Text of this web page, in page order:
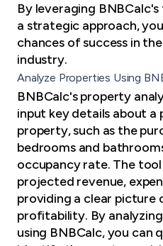
By leveraging
a strategic approach,
chances of success in
industry.
Analyze Properties Using
BNBCalc's property
input key details about
property, such as the
bedrooms and
occupancy rate. The
projected revenue,
providing a clear picture
profitability. By
using BNBCalc, you can